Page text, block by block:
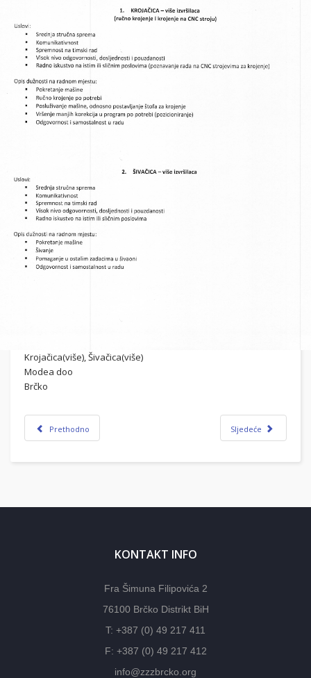
Krojačica(više), Šivačica(više)
Modea doo
Brčko
Prethodno Sljedeće
KONTAKT INFO
Fra Šimuna Filipovića 2
76100 Brčko Distrikt BiH
T: +387 (0) 49 217 411
F: +387 (0) 49 217 412
info@zzzbrcko.org